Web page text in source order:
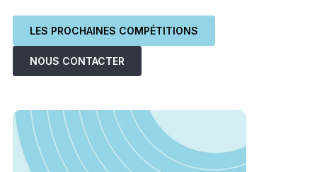
LES PROCHAINES COMPÉTITIONS
NOUS CONTACTER